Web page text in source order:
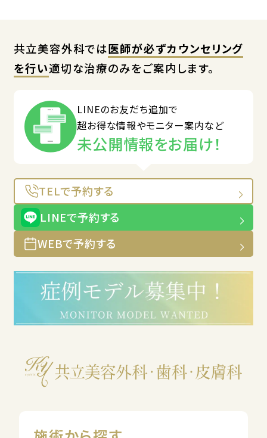
共立美容外科では医師が必ずカウンセリング
を行い適切な治療のみをご案内します。
LINEのお友だち追加で
超お得な情報やモニター案内など
未公開情報をお届け！
TELで予約する
LINEで予約する
WEBで予約する